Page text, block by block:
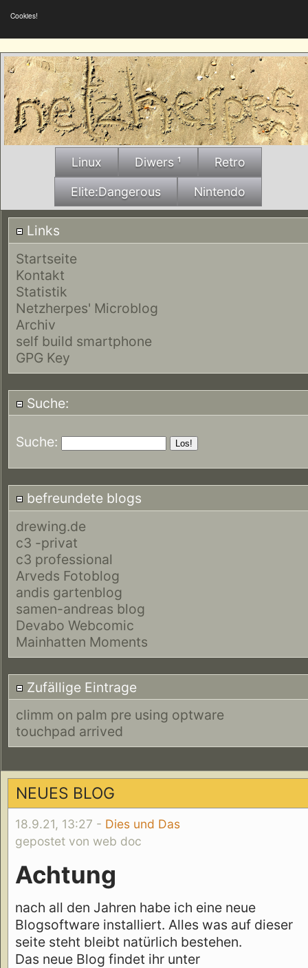
Cookies!
Linux Diwers ¹ Retro
Elite:Dangerous Nintendo
Links
Startseite
Kontakt
Statistik
Netzherpes' Microblog
Archiv
self build smartphone
GPG Key
Suche:
Suche:
befreundete blogs
drewing.de
c3 -privat
c3 professional
Arveds Fotoblog
andis gartenblog
samen-andreas blog
Devabo Webcomic
Mainhatten Moments
Zufällige Eintrage
climm on palm pre using optware
touchpad arrived
NEUES BLOG
18.9.21, 13:27 - Dies und Das
gepostet von web doc
Achtung
nach all den Jahren habe ich eine neue
Blogsoftware installiert. Alles was auf dieser
seite steht bleibt natürlich bestehen.
Das neue Blog findet ihr unter